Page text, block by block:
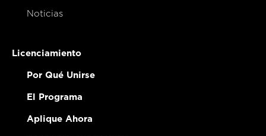
Noticias
Licenciamiento
Por Qué Unirse
El Programa
Aplique Ahora